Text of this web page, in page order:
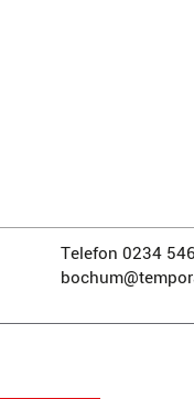
Telefon 0234